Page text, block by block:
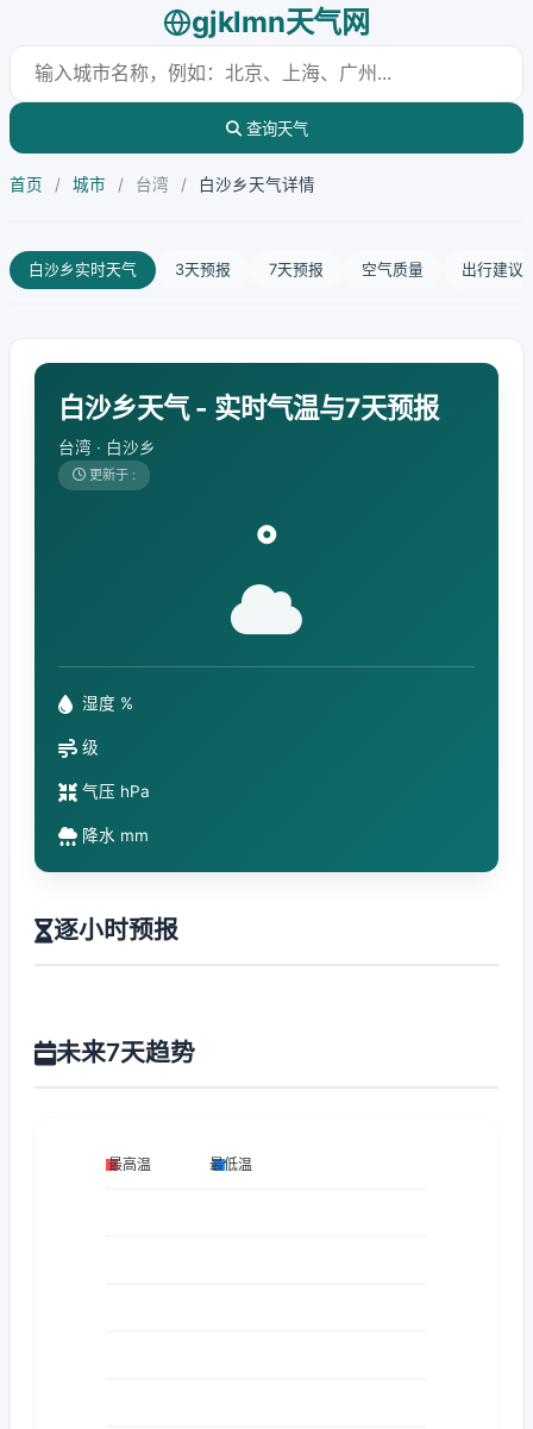
gjklmn天气网
查询天气
首页 / 城市 / 台湾 / 白沙乡天气详情
白沙乡实时天气 3天预报 7天预报 空气质量 出行建议
白沙乡天气 - 实时气温与7天预报
台湾 · 白沙乡
更新于 :
°
湿度 %
级
气压 hPa
降水 mm
逐小时预报
未来7天趋势